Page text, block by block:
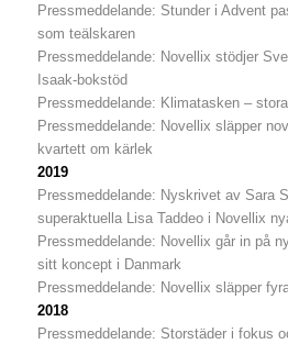
Pressmeddelande: Stunder i Advent
som teälskaren
Pressmeddelande: Novellix stödjer
Isaak-bokstöd
Pressmeddelande: Klimatasken –
Pressmeddelande: Novellix släpper
kvartett om kärlek
2019
Pressmeddelande: Nyskrivet av Sara
superaktuella Lisa Taddeo i Novellix
Pressmeddelande: Novellix går in på
sitt koncept i Danmark
Pressmeddelande: Novellix släpper
2018
Pressmeddelande: Storstäder i fokus